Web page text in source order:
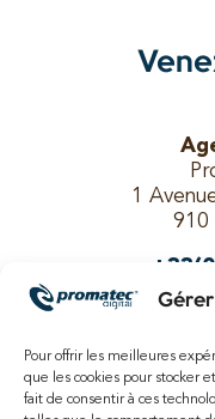
Pour offrir les meilleures
que les cookies pour stocker
fait de consentir à ces
1
910